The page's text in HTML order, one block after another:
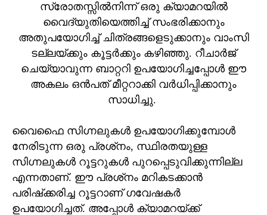
സ്രോതസ്സില്‍നിന്ന് ഒരു ക്യാമറയില്‍
വൈദ്യുതിയെത്തിച്ച് സംഭരിക്കാനും
അതുപയോഗിച്ച് ചിത്രങ്ങളെടുക്കാനും വാംസി
ടല്ലയ്ക്കും കൂട്ടര്‍ക്കും കഴിഞ്ഞു. റീചാര്‍ജ്
ചെയ്യാവുന്ന ബാറ്ററി ഉപയോഗിച്ചപ്പോള്‍ ഈ
അകലം ഒന്‍പത് മീറ്ററാക്കി വര്‍ധിപ്പിക്കാനും
സാധിച്ചു.
വൈഫൈ സിഗ്നലുകള്‍ ഉപയോഗിക്കുമ്പോള്‍
നേരിടുന്ന ഒരു പ്രശ്‌നം, സ്ഥിരതയുള്ള
സിഗ്നലുകള്‍ റൂട്ടറുകള്‍ പുറപ്പെടുവിക്കുന്നില്ല
എന്നതാണ്. ഈ പ്രശ്‌നം മറികടക്കാന്‍
പരിഷ്‌ക്കരിച്ച റൂട്ടറാണ് ഗവേഷകര്‍
ഉപയോഗിച്ചത്. അപ്പോള്‍ ക്യാമറയ്ക്ക്